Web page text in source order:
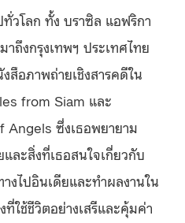
วโลก ทั้ง บราซิล แอฟริกา
ถึงกรุงเทพฯ ประเทศไทย
อภาพถ่ายเชิงสารคดีใน
from Siam และ
Angels ซึ่งเธอพยายาม
ละสิ่งที่เธอสนใจเกี่ยวกับ
งไปอินเดียและทำผลงานใน
ใช้ชีวิตอย่างเสรีและคุ้มค่า